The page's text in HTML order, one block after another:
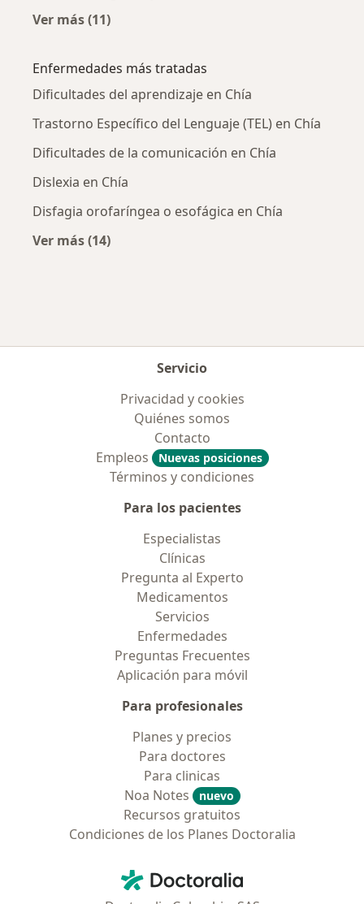
Ver más (11)
Enfermedades más tratadas
Dificultades del aprendizaje en Chía
Trastorno Específico del Lenguaje (TEL) en Chía
Dificultades de la comunicación en Chía
Dislexia en Chía
Disfagia orofaríngea o esofágica en Chía
Ver más (14)
Servicio
Privacidad y cookies
Quiénes somos
Contacto
Empleos
Nuevas posiciones
Términos y condiciones
Para los pacientes
Especialistas
Clínicas
Pregunta al Experto
Medicamentos
Servicios
Enfermedades
Preguntas Frecuentes
Aplicación para móvil
Para profesionales
Planes y precios
Para doctores
Para clinicas
Noa Notes
nuevo
Recursos gratuitos
Condiciones de los Planes Doctoralia
Doctoralia - Página de inicio